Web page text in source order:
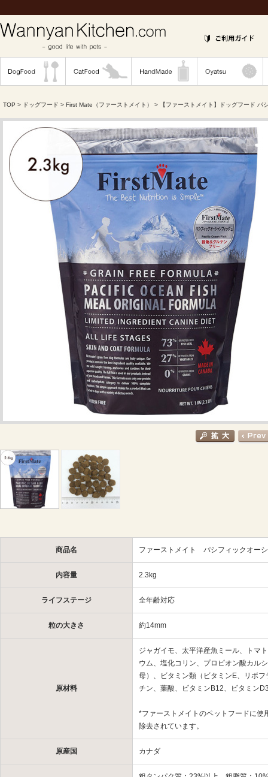
TOP > ドッグフード > First Mate（ファーストメイト） > 【ファーストメイト】ドッグフード パ
商品名 ファーストメイト パシフィックオー
内容量 2.3kg
ライフステージ 全年齢対応
粒の大きさ 約14mm
原材料
ジャガイモ、太平洋産魚ミール、トマ
ウム、塩化コリン、プロピオン酸カル
母）、ビタミン類（ビタミンE、リボ
チン、葉酸、ビタミンB12、ビタミン
*ファーストメイトのペットフードに使
除去されています。
原産国 カナダ